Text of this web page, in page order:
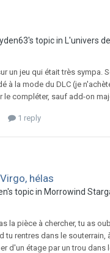
topic in
L'univers
un jeu qui était très sympa.
à la mode du DLC (je
le compléter, sauf add-on
1 reply
hélas
topic in Morrowind
la pièce à chercher, tu as
tu rentres dans le souterrain,
d'un étage par un trou dans